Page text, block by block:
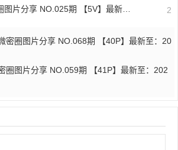
享 NO.025期 【5V】最新至：2025.3.12 2
密圈图片分享 NO.068期 【40P】最新至：20
圈图片分享 NO.059期 【41P】最新至：202